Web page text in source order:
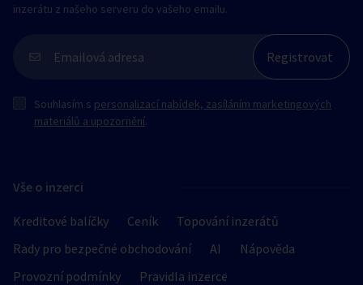
Vše o inzerci
Kreditové balíčky Ceník
Topování inzerátů
Rady pro bezpečné obchodování
AI
Nápověda
Provozní podmínky
Pravidla inzerce
inzerátu z našeho serveru do vašeho emailu.
Souhlasím s personalizací nabídek, zasíláním marketingových
materiálů a upozornění.